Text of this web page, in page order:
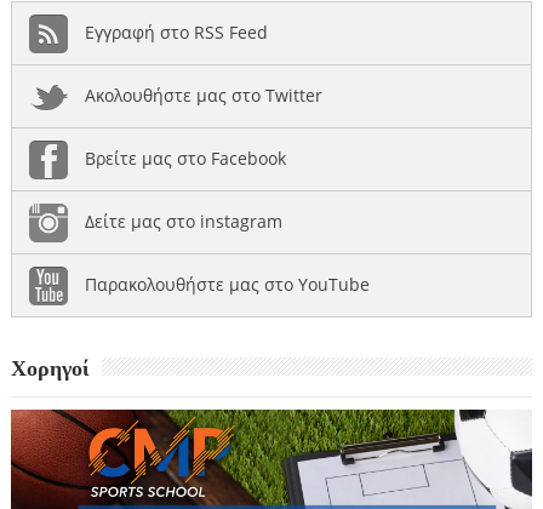
Εγγραφή στο RSS Feed
Ακολουθήστε μας στο Twitter
Βρείτε μας στο Facebook
Δείτε μας στο instagram
Παρακολουθήστε μας στο YouTube
Χορηγοί